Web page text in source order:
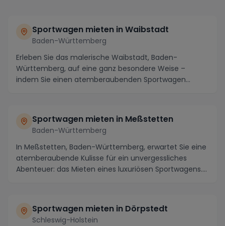
Sportwagen mieten in Waibstadt
Baden-Württemberg
Erleben Sie das malerische Waibstadt, Baden-
Württemberg, auf eine ganz besondere Weise –
indem Sie einen atemberaubenden Sportwagen
Sportwagen mieten in Meßstetten
Baden-Württemberg
In Meßstetten, Baden-Württemberg, erwartet Sie eine
atemberaubende Kulisse für ein unvergessliches
Abenteuer: das Mieten eines luxuriösen Sportwagens....
Sportwagen mieten in Dörpstedt
Schleswig-Holstein